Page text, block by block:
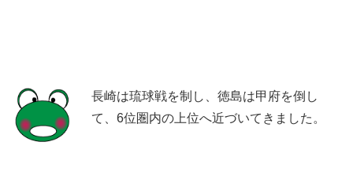
長崎は琉球戦を制し、徳島は甲府を倒し
て、6位圏内の上位へ近づいてきました。